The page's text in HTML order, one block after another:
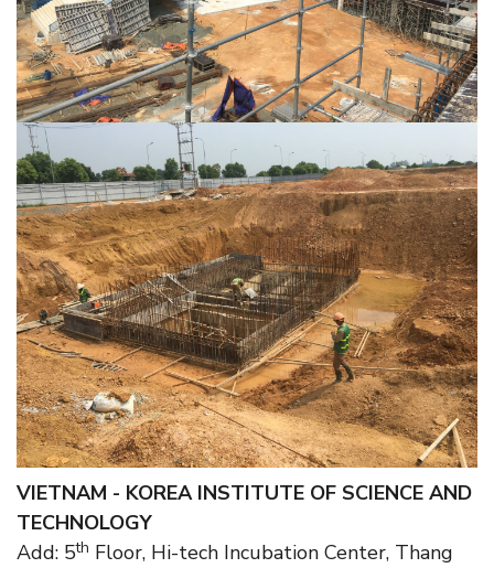
VIETNAM - KOREA INSTITUTE OF SCIENCE AND
TECHNOLOGY
Add: 5th Floor, Hi-tech Incubation Center, Thang